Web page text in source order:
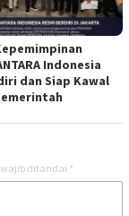
Indonesia
dan Siap Kawal
wajib ditandai *